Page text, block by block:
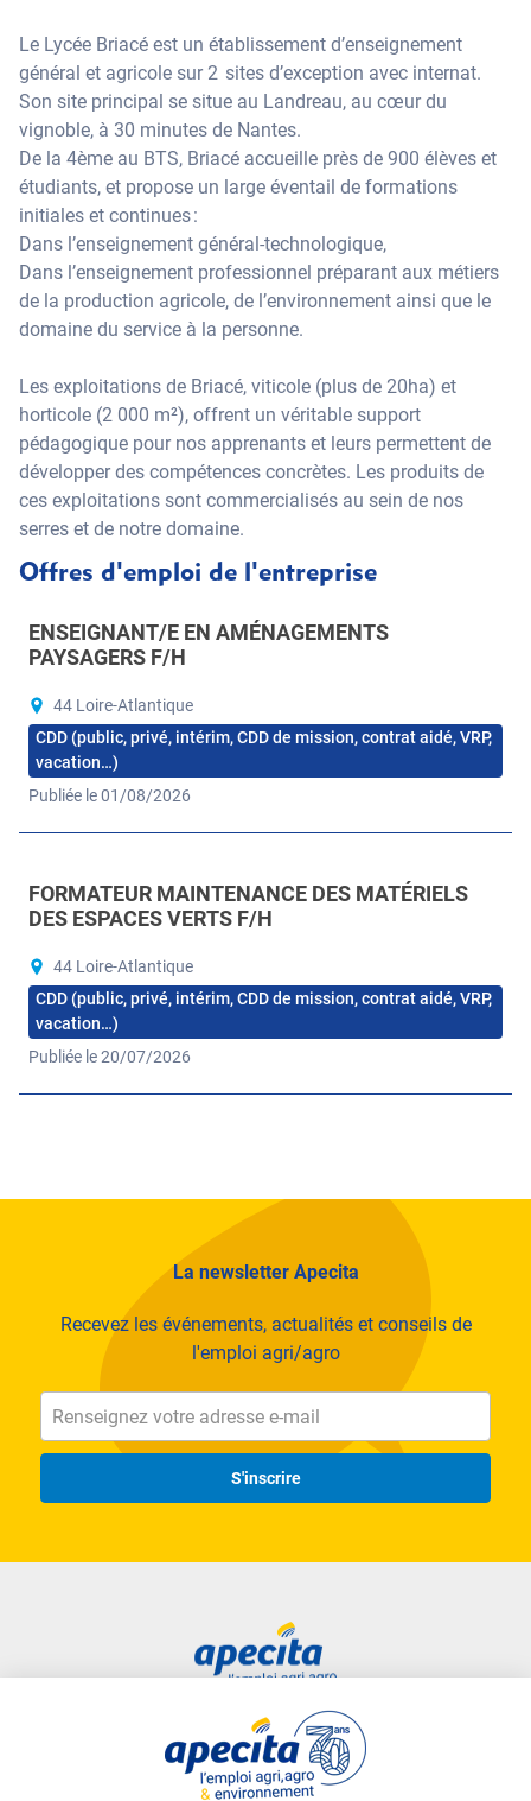
Le Lycée Briacé est un établissement d’enseignement
général et agricole sur 2 sites d’exception avec internat.
Son site principal se situe au Landreau, au cœur du
vignoble, à 30 minutes de Nantes.
De la 4ème au BTS, Briacé accueille près de 900 élèves et
étudiants, et propose un large éventail de formations
initiales et continues :
Dans l’enseignement général-technologique,
Dans l’enseignement professionnel préparant aux métiers
de la production agricole, de l’environnement ainsi que le
domaine du service à la personne.
Les exploitations de Briacé, viticole (plus de 20ha) et
horticole (2 000 m²), offrent un véritable support
pédagogique pour nos apprenants et leurs permettent de
développer des compétences concrètes. Les produits de
ces exploitations sont commercialisés au sein de nos
serres et de notre domaine.
Offres d'emploi de l'entreprise
ENSEIGNANT/E EN AMÉNAGEMENTS
PAYSAGERS F/H
44 Loire-Atlantique
CDD (public, privé, intérim, CDD de mission, contrat aidé, VRP,
vacation…)
Publiée le 01/08/2026
FORMATEUR MAINTENANCE DES MATÉRIELS
DES ESPACES VERTS F/H
44 Loire-Atlantique
CDD (public, privé, intérim, CDD de mission, contrat aidé, VRP,
vacation…)
Publiée le 20/07/2026
La newsletter Apecita
Recevez les événements, actualités et conseils de
l'emploi agri/agro
S'inscrire